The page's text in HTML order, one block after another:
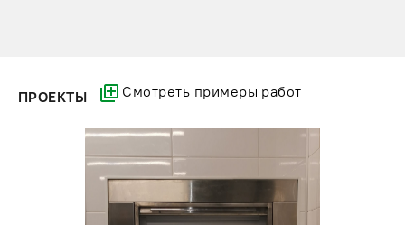
ПРОЕКТЫ Смотреть примеры работ